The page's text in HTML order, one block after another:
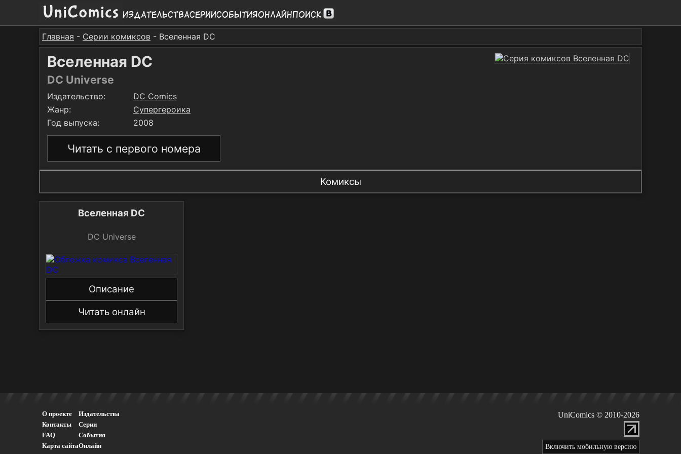
ИздательстваСерииСобытияОнлайнПоиск
Главная - Серии комиксов - Вселенная DC
Вселенная DC
DC Universe
Издательство:
DC Comics
Жанр:
Супергероика
Год выпуска:
2008
Читать с первого номера
Комиксы
Вселенная DC
DC Universe
Описание
Читать онлайн
О проекте
Контакты
FAQ
Карта сайта
Издательства
Серии
События
Онлайн
UniComics © 2010-2026
Включить мобильную версию